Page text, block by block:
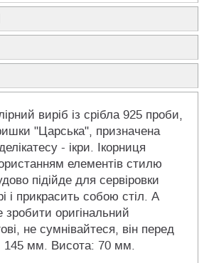
виріб із срібла 925 проби,
"Царська", призначена
- ікри. Ікорниця
елементів стилю
підійде для сервіровки
і прикрасить собою стіл. А
оригінальний
не сумнівайтеся, він перед
145 мм. Висота: 70 мм.